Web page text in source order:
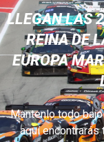
LLEGAN LAS
REINA DE
EUROPA
Mantenlo todo
aquí encontrarás